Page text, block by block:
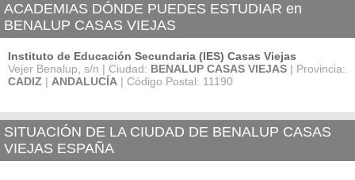
ACADEMIAS DÓNDE PUEDES ESTUDIAR en
BENALUP CASAS VIEJAS
Instituto de Educación Secundaria (IES) Casas Viejas
Vejer Benalup, s/n | Ciudad: BENALUP CASAS VIEJAS | Provincia:
CADIZ | ANDALUCÍA | Código Postal: 11190
SITUACIÓN DE LA CIUDAD DE BENALUP CASAS
VIEJAS ESPAÑA